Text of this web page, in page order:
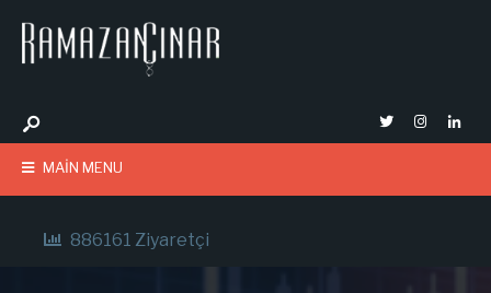
MAIN MENU
886161 Ziyaretçi